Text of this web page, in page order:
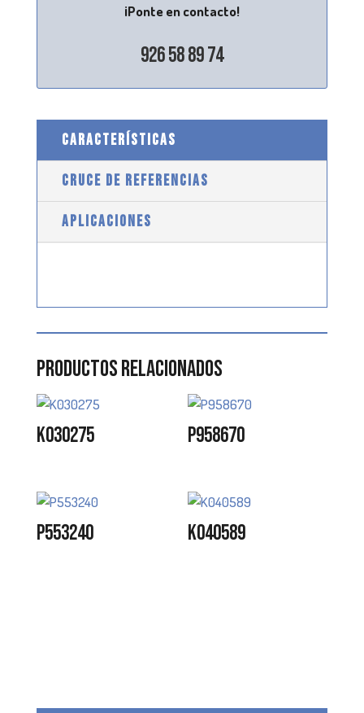
¡Ponte en contacto!
926 58 89 74
CARACTERÍSTICAS
CRUCE DE REFERENCIAS
APLICACIONES
Productos relacionados
K030275 P958670
P553240 K040589